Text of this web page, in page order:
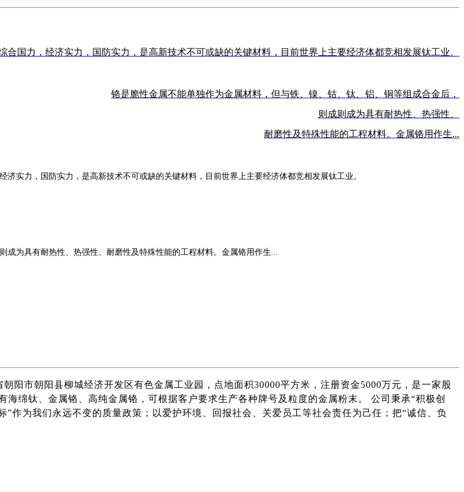
国力，经济实力，国防实力，是高新技术不可或缺的关键材料，目前世界上主要经济体都竞相发展钛工业。
铬是脆性金属不能单独作为金属材料，但与铁、镍、钴、钛、铝、铜等组成合金后，
则成则成为具有耐热性、热强性、
耐磨性及特殊性能的工程材料。金属铬用作生...
实力，国防实力，是高新技术不可或缺的关键材料，目前世界上主要经济体都竞相发展钛工业。
为具有耐热性、热强性、耐磨性及特殊性能的工程材料。金属铬用作生...
阳市朝阳县柳城经济开发区有色金属工业园，点地面积30000平方米，注册资金5000万元，是一家股
绵钛、金属铬、高纯金属铬，可根据客户要求生产各种牌号及粒度的金属粉末。 公司秉承“积极创
作为我们永远不变的质量政策；以爱护环境、回报社会、关爱员工等社会责任为己任；把“诚信、负